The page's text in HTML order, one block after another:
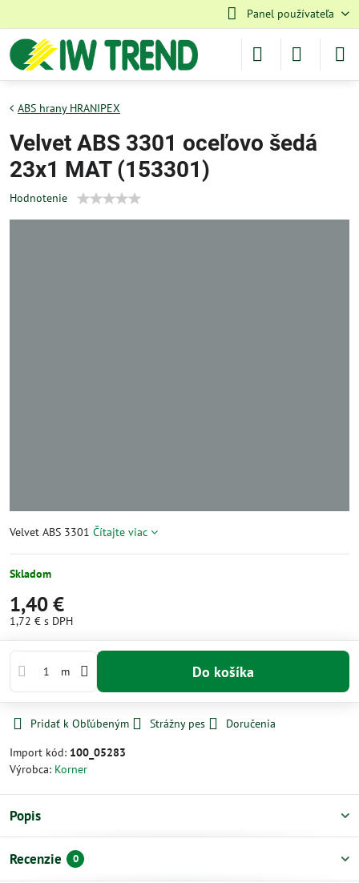
Panel používateľa
ABS hrany HRANIPEX
Velvet ABS 3301 oceľovo šedá
23x1 MAT (153301)
Hodnotenie
Velvet ABS 3301 Čítajte viac
Skladom
1,40 €
1,72 € s DPH
m Do košíka
Pridať k Obľúbeným Strážny pes
Doručenia
Import kód: 100_05283
Výrobca: Korner
Popis
Recenzie 0